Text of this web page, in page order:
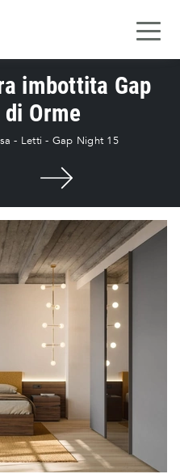
imbottita Gap
Orme
- Letti - Gap Night 15